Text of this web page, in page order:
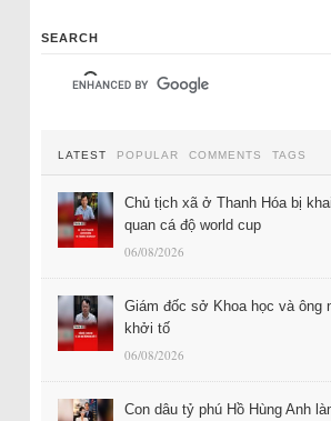
SEARCH
LATEST POPULAR COMMENTS TAGS
Chủ tịch xã ở Thanh Hóa bị
quan cá độ world cup
06/08/2026
Giám đốc sở Khoa học và ông
khởi tố
06/08/2026
Con dâu tỷ phú Hồ Hùng Anh